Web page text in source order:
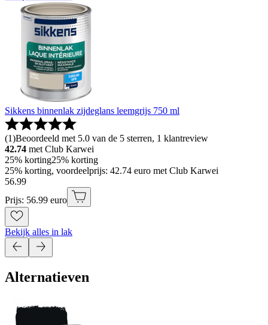
Sikkens binnenlak zijdeglans leemgrijs 750 ml
(1)Beoordeeld met 5.0 van de 5 sterren, 1 klantreview
42.74 met Club Karwei
25% korting25% korting
25% korting, voordeelprijs: 42.74 euro met Club Karwei
56.99
Prijs: 56.99 euro
Bekijk alles in lak
Alternatieven